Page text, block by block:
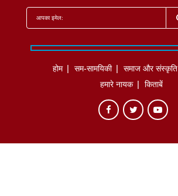
होम सम-सामयिकी समाज और संस्कृति
हमारे नायक
किताबें